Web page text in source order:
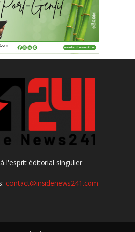
l'esprit éditorial singulier
contact@insidenews241.com